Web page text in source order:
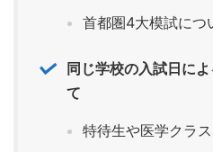
首都圏4大模試につ
同じ学校の入試日に
て
特待生や医学クラ